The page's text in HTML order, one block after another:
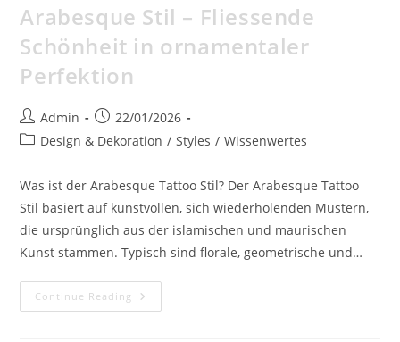
Arabesque Stil – Fliessende
Schönheit in ornamentaler
Perfektion
Post
author:
Admin
Post
published:
22/01/2026
PostDesign & Dekoration / Styles / Wissenwertes
Was ist der Arabesque Tattoo Stil? Der Arabesque Tattoo
Stil basiert auf kunstvollen, sich wiederholenden Mustern,
die ursprünglich aus der islamischen und maurischen
Kunst stammen. Typisch sind florale, geometrische und…
Continue Reading Arabesque
Stil